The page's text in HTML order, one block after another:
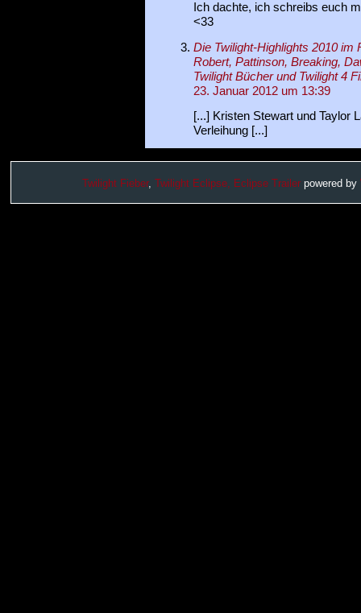
Ich dachte, ich schreibs euch
<33
Die Twilight-Highlights 2010 im
Robert, Pattinson, Breaking,
Twilight Bücher und Twilight 4
23. Januar 2012 um 13:39
[...] Kristen Stewart und Taylor
Verleihung [...]
Twilight Fieber, Twilight Eclipse, Eclipse Trailer powered by